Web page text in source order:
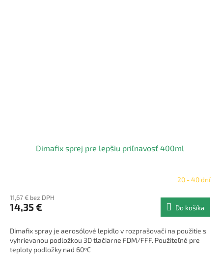
Dimafix sprej pre lepšiu priľnavosť 400ml
20 - 40 dní
11,67 € bez DPH
14,35 € Do košíka
Dimafix spray je aerosólové lepidlo v rozprašovači na použitie s
vyhrievanou podložkou 3D tlačiarne FDM/FFF. Použiteľné pre
teploty podložky nad 60ºC